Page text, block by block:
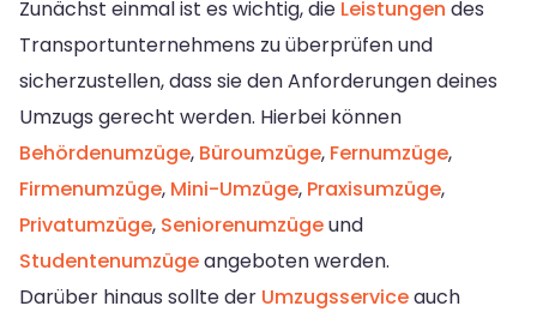
Zunächst einmal ist es wichtig, die Leistungen des
Transportunternehmens zu überprüfen und
sicherzustellen, dass sie den Anforderungen deines
Umzugs gerecht werden. Hierbei können
Behördenumzüge, Büroumzüge, Fernumzüge,
Firmenumzüge, Mini-Umzüge, Praxisumzüge,
Privatumzüge, Seniorenumzügeund
Studentenumzügeangeboten werden.
Darüber hinaus sollte der Umzugsserviceauch